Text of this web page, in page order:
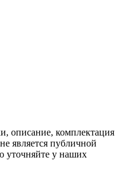
описание, комплектация
является публичной
у наших